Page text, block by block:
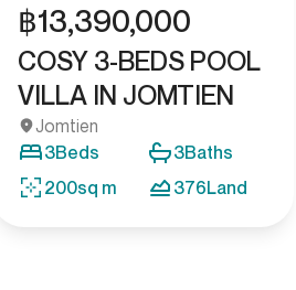
฿13,390,000
COSY 3-BEDS POOL
VILLA IN JOMTIEN
Jomtien
3Beds 3Baths
200sq m 376Land